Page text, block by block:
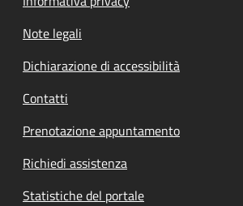
Note legali
Dichiarazione di accessibilità
Contatti
Prenotazione appuntamento
Richiedi assistenza
Statistiche del portale